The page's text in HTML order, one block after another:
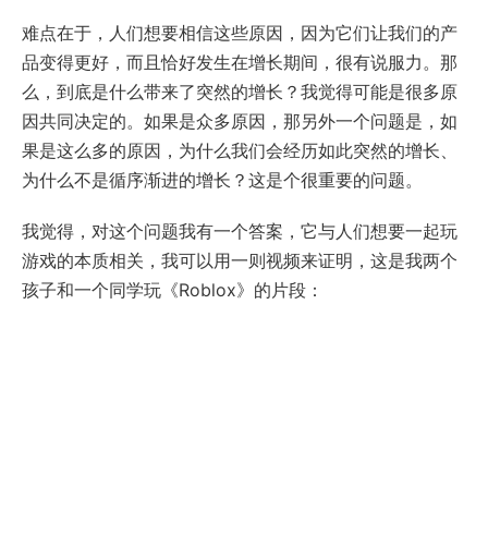
难点在于，人们想要相信这些原因，因为它们让我们的产
品变得更好，而且恰好发生在增长期间，很有说服力。那
么，到底是什么带来了突然的增长？我觉得可能是很多原
因共同决定的。如果是众多原因，那另外一个问题是，如
果是这么多的原因，为什么我们会经历如此突然的增长、
为什么不是循序渐进的增长？这是个很重要的问题。
我觉得，对这个问题我有一个答案，它与人们想要一起玩
游戏的本质相关，我可以用一则视频来证明，这是我两个
孩子和一个同学玩《Roblox》的片段：